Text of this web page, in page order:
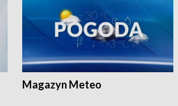
Magazyn Meteo